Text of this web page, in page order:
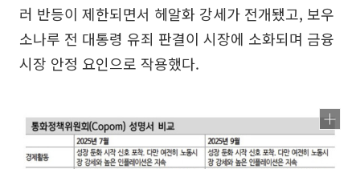
러 반등이 제한되면서 헤알화 강세가 전개됐고, 보우
소나루 전 대통령 유죄 판결이 시장에 소화되며 금융
시장 안정 요인으로 작용했다.